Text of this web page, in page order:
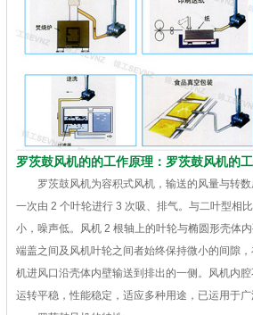
罗茨鼓风机的的工作原理：罗茨鼓风机的
罗茨鼓风机为容积式风机，输送的风量与转数
一次由 2 个叶轮进行 3 次吸、排气。与二叶型相
小，噪声低。风机 2 根轴上的叶轮与椭圆形壳体
端盖之间及风机叶轮之间者始终保持微小的间隙
机进风口沿壳体内壁输送到排出的一侧。风机内
运转平稳，性能稳定，适应多种用途，已运用于广